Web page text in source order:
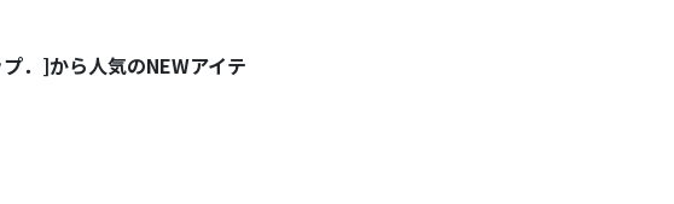
．]から人気のNEWアイテ